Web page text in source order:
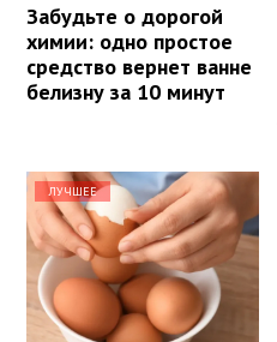
Забудьте о дорогой
химии: одно простое
средство вернет ванне
белизну за 10 минут
ЛУЧШЕЕ